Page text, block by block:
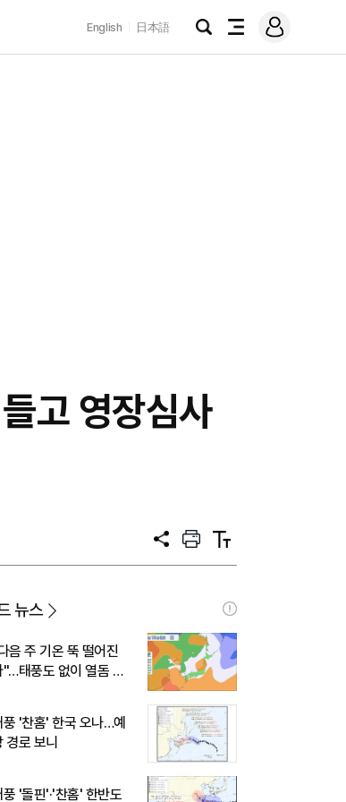
English 日本語
검
전
메
그
고 영장심사
공
프
트
텍
트
뉴스
음 주 기온 뚝 떨어진
"…태풍도 없이 열돔 박
풍 '찬홈' 한국 오나…예
경로 보니
풍 '돌핀'·'찬홈' 한반도